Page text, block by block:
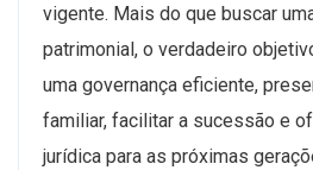
vigente. Mais do que buscar
patrimonial, o verdadeiro
uma governança eficiente,
familiar, facilitar a sucessão e
jurídica para as próximas